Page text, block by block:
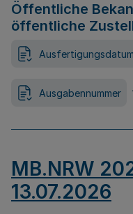
Öffentliche
öffentliche
Ausfertigungsdatum
Ausgabennummer
MB.NRW
13.07.2026